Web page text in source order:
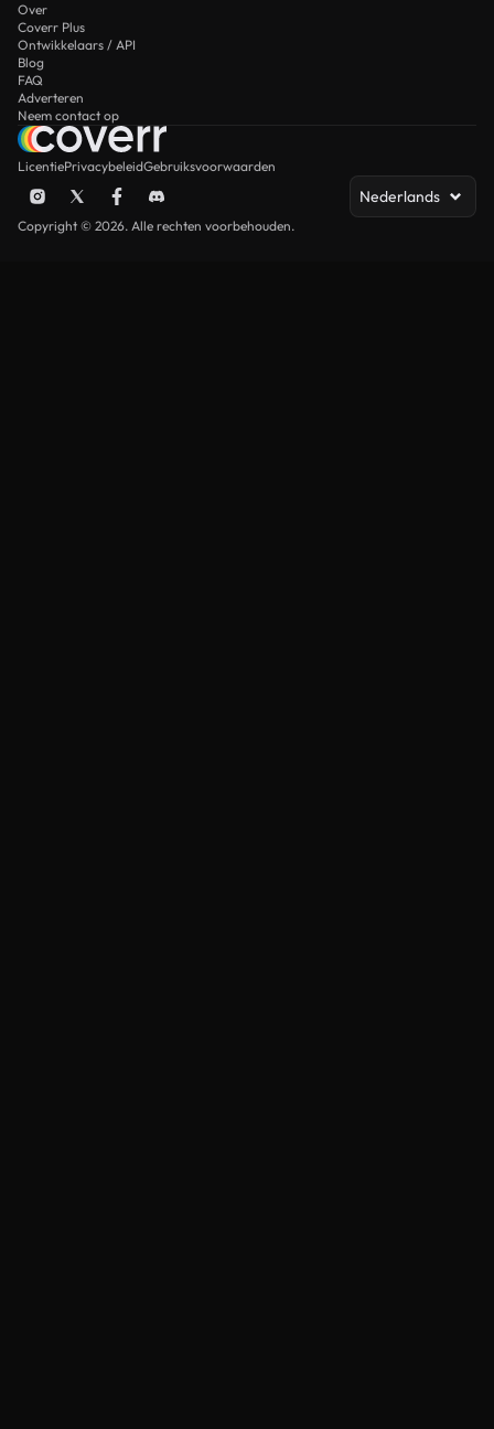
Over
Coverr Plus
Ontwikkelaars / API
Blog
FAQ
Adverteren
Neem contact op
LicentiePrivacybeleidGebruiksvoorwaarden
Nederlands
Copyright © 2026. Alle rechten voorbehouden.